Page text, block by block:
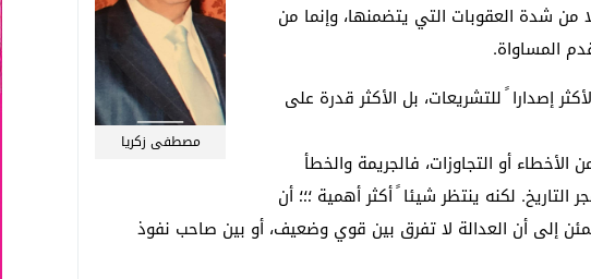
مصطفى زكريا
من شدة العقوبات التي يتضمنها، وإنما من
المساواة.
إصدارا ً للتشريعات، بل الأكثر قدرة على
أو التجاوزات، فالجريمة والخطأ
لكنه ينتظر شيئا ً أكثر أهمية ؛؛؛ أن
إلى أن العدالة لا تفرق بين قوي وضعيف، أو بين صاحب نفوذ